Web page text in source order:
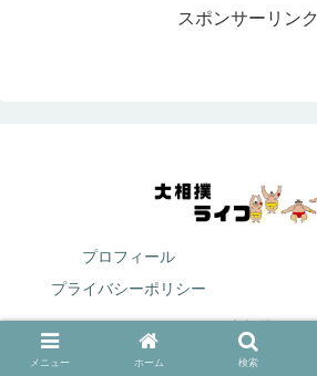
スポンサーリンク
プロフィール
プライバシーポリシー
メニュー ホーム 検索